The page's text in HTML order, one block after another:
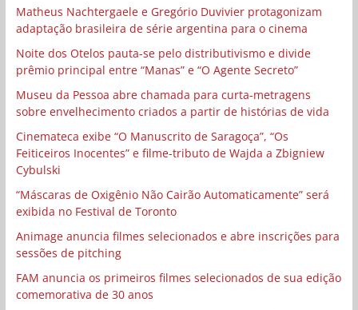
Matheus Nachtergaele e Gregório Duvivier protagonizam
adaptação brasileira de série argentina para o cinema
Noite dos Otelos pauta-se pelo distributivismo e divide
prêmio principal entre “Manas” e “O Agente Secreto”
Museu da Pessoa abre chamada para curta-metragens
sobre envelhecimento criados a partir de histórias de vida
Cinemateca exibe “O Manuscrito de Saragoça”, “Os
Feiticeiros Inocentes” e filme-tributo de Wajda a Zbigniew
Cybulski
“Máscaras de Oxigênio Não Cairão Automaticamente” será
exibida no Festival de Toronto
Animage anuncia filmes selecionados e abre inscrições para
sessões de pitching
FAM anuncia os primeiros filmes selecionados de sua edição
comemorativa de 30 anos